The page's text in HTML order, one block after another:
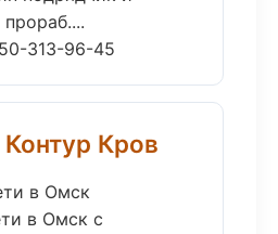
313-96-45
Кров
в Омск
в Омск с